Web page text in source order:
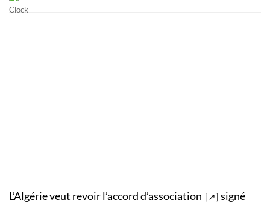
L’Algérie veut revoirl’accord d’association
signé